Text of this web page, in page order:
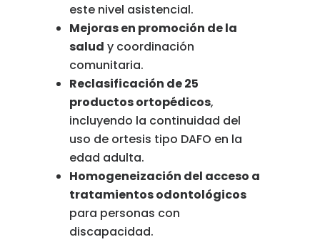
este nivel asistencial.
Mejorasen promoción dela
salud y coordinación
comunitaria.
Reclasificación de25
productosortopédicos,
incluyendo la continuidad del
uso de ortesis tipo DAFO en la
edad adulta.
Homogeneización del acceso a
tratamientosodontológicos
para personas con
discapacidad.